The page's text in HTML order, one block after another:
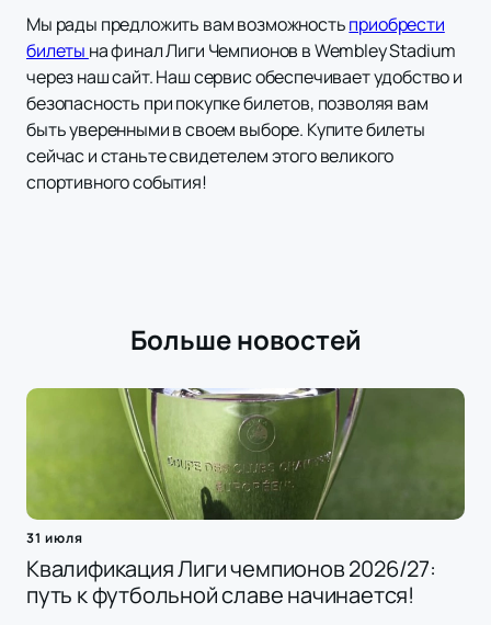
Мы рады предложить вам возможностьприобрести
билеты на финал Лиги Чемпионов в Wembley Stadium
через наш сайт. Наш сервис обеспечивает удобство и
безопасность при покупке билетов, позволяя вам
быть уверенными в своем выборе. Купите билеты
сейчас и станьте свидетелем этого великого
спортивного события!
Больше новостей
31 июля
Квалификация Лиги чемпионов 2026/27:
путь к футбольной славе начинается!